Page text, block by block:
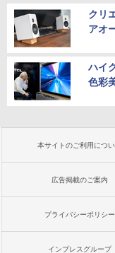
クリ
アオ
ハイ
色彩
本サイトのご利用につ
広告掲載のご案内
プライバシーポリシー
インプレスグループ